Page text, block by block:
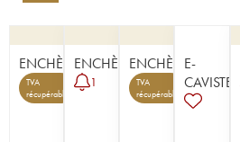
ENCHÈRE
TVA
récupérable
1
ENCHÈRE
1
ENCHÈRE
TVA
récupérable
6
E-
CAVISTE